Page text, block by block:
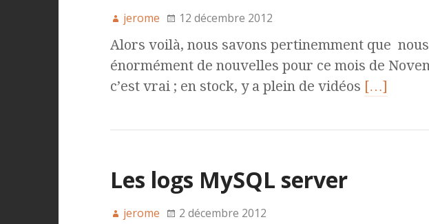
jerome 12 décembre 2012
Alors voilà, nous savons pertinemment que nous
énormément de nouvelles pour ce mois de
c’est vrai ; en stock, y a plein de vidéos […]
Les logs MySQL server
jerome 2 décembre 2012